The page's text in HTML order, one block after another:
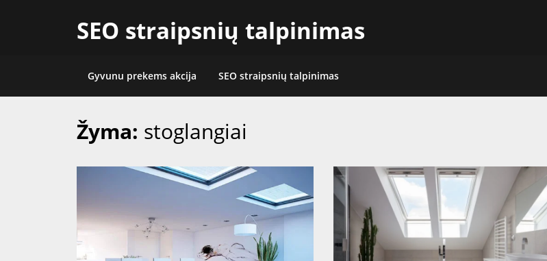
SEO straipsnių talpinimas
Gyvunu prekems akcija SEO straipsnių talpinimas
Žyma: stoglangiai